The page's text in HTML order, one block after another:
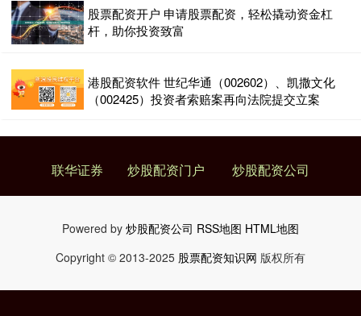
股票配资开户 申请股票配资，轻松撬动资金杠
杆，助你投资致富
港股配资软件 世纪华通（002602）、凯撒文化
（002425）投资者索赔案再向法院提交立案
联华证券 炒股配资门户 炒股配资公司
Powered by 炒股配资公司 RSS地图 HTML地图
Copyright © 2013-2025 股票配资知识网 版权所有